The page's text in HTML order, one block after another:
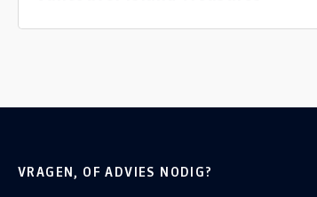
VRAGEN, OF ADVIES NODIG?